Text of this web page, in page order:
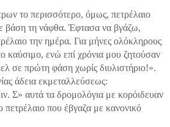
το περισσότερο, όμως, πετρέλαιο
βάση τη νάφθα. Έφτασα να βγάζω,
την ημέρα. Για μήνες ολόκληρους
καύσιμο, ενώ επί χρόνια μου ζητούσαν
σε πρώτη φάση χωρίς διυλιστήριο!».
άδεια εκμεταλλεύσεως:
Σ» αυτά τα δρομολόγια με κορόιδευαν
που έβγαζα με κανονικό